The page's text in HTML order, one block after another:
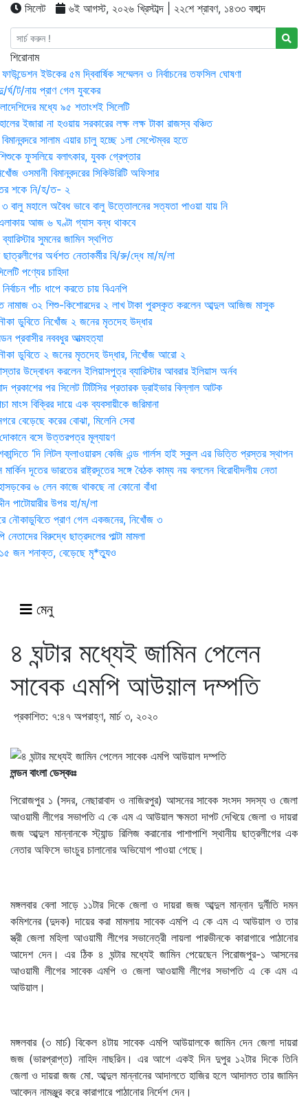
সিলেট ৬ই আগস্ট, ২০২৬ খ্রিস্টাব্দ | ২২শে শ্রাবণ, ১৪৩৩ বঙ্গাব্দ
শিরোনাম
ইউকের ৫ম দ্বিবার্ষিক সম্মেলন ও নির্বাচনের তফসিল ঘোষণা
ট/নায় প্রাণ গেল যুবকের
মধ্যে ৯৫ শতাংশই সিলেটি
ইজারা না হওয়ায় সরকারের লক্ষ লক্ষ টাকা রাজস্ব বঞ্চিত
সালাম এয়ার চালু হচ্ছে ১লা সেপ্টেম্বর হতে
ফুসলিয়ে বলাৎকার, যুবক গ্রেপ্তার
ওসমানী বিমানবন্দরের সিকিউরিটি অফিসার
শকে নি/হ/ত- ২
বালু মহালে অবৈধ ভাবে বালু উত্তোলনের সত্যতা পাওয়া যায় নি
আজ ৬ ঘণ্টা গ্যাস বন্ধ থাকবে
সুমনের জামিন স্থগিত
ছাত্রলীগের অর্ধশত নেতাকর্মীর বি/রু/দ্ধে মা/ম/লা
পণ্যের চাহিদা
পাঁচ ধাপে করতে চায় বিএনপি
নামাজ ৩২ শিশু-কিশোরদের ২ লাখ টাকা পুরস্কৃত করলেন আব্দুল আজিজ মাসুক
ডুবিতে নিখোঁজ ২ জনের মৃতদেহ উদ্ধার
প্রবাসীর নববধুর আত্মহত্যা
ডুবিতে ২ জনের মৃতদেহ উদ্ধার, নিখোঁজ আরো ২
উদ্বোধন করলেন ইলিয়াসপুত্র ব্যারিস্টার আবরার ইলিয়াস অর্নব
প্রকাশের পর সিলেট টিটিসির প্রতারক ড্রাইভার বিল্লাল আটক
মাংস বিক্রির দায়ে এক ব্যবসায়ীকে জরিমানা
বেড়েছে করের বোঝা, মিলেনি সেবা
বসে উত্তরপত্র মূল্যায়ণ
‘দি লিটল ফ্লাওয়ারস কেজি এন্ড গার্লস হাই স্কুল এর ভিত্তি প্রস্তর স্থাপন
দূতের ভারতের রাষ্ট্রদূতের সঙ্গে বৈঠক কাম্য নয় বললেন বিরোধীদলীয় নেতা
৬ লেন কাজে থাকছে না কোনো বাঁধা
পাটোয়ারীর উপর হা/ম/লা
নৌকাডুবিতে প্রাণ গেল একজনের, নিখোঁজ ৩
নেতাদের বিরুদ্ধে ছাত্রদলের পাল্টা মামলা
জন শনাক্ত, বেড়েছে মৃ*ত্যুও
মেনু
৪ ঘন্টার মধ্যেই জামিন পেলেন
সাবেক এমপি আউয়াল দম্পতি
প্রকাশিত: ৭:৪৭ অপরাহ্ণ, মার্চ ৩, ২০২০
লন্ডন বাংলা ডেস্কঃঃ
পিরোজপুর ১ (সদর, নেছারাবাদ ও নাজিরপুর) আসনের সাবেক সংসদ সদস্য ও জেলা
আওয়ামী লীগের সভাপতি এ কে এম এ আউয়াল ক্ষমতা দাপট দেখিয়ে জেলা ও দায়রা
জজ আব্দুল মান্নানকে স্ট্যান্ড রিলিজ করানোর পাশাপাশি স্থানীয় ছাত্রলীগের এক
নেতার অফিসে ভাংচুর চালানোর অভিযোগ পাওয়া গেছে।
মঙ্গলবার বেলা সাড়ে ১১টার দিকে জেলা ও দায়রা জজ আব্দুল মান্নান দুর্নীতি দমন
কমিশনের (দুদক) দায়ের করা মামলায় সাবেক এমপি এ কে এম এ আউয়াল ও তার
স্ত্রী জেলা মহিলা আওয়ামী লীগের সভানেত্রী লায়লা পারভীনকে কারাগারে পাঠানোর
আদেশ দেন। এর ঠিক ৪ ঘন্টার মধ্যেই জামিন পেয়েছেন পিরোজপুর-১ আসনের
আওয়ামী লীগের সাবেক এমপি ও জেলা আওয়ামী লীগের সভাপতি এ কে এম এ
আউয়াল।
মঙ্গলবার (৩ মার্চ) বিকেল ৪টায় সাবেক এমপি আউয়ালকে জামিন দেন জেলা দায়রা
জজ (ভারপ্রাপ্ত) নাহিদ নাছরিন। এর আগে একই দিন দুপুর ১২টার দিকে তিনি
জেলা ও দায়রা জজ মো. আব্দুল মান্নানের আদালতে হাজির হলে আদালত তার জামিন
আবেদন নামঞ্জুর করে কারাগারে পাঠানোর নির্দেশ দেন।